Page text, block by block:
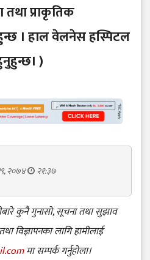
तथा प्राकृतिक
। हाल वेलनेस हस्पिटल
)
२०७४ २१:३७
कुनै गुनासो, सूचना तथा सुझाव
विज्ञापनका लागि हामीलाई
मा सम्पर्क गर्नुहोला।